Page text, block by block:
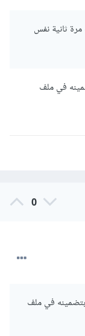
ثانية نفس
في ملف
0
في ملف